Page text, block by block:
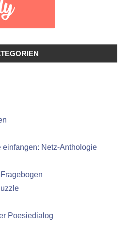
einfangen: Netz-Anthologie
Poesiedialog